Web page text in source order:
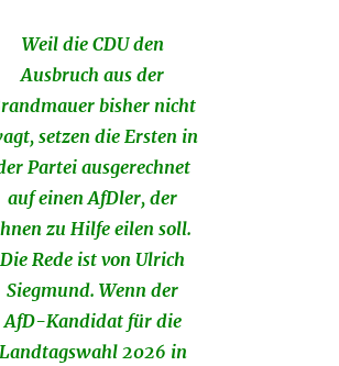
Weil die CDU den
Ausbruch aus der
bisher nicht
setzen die Ersten in
Partei ausgerechnet
auf einen AfDler, der
zu Hilfe eilen soll.
Die Rede ist von Ulrich
Siegmund. Wenn der
AfD-Kandidat für die
Landtagswahl 2026 in